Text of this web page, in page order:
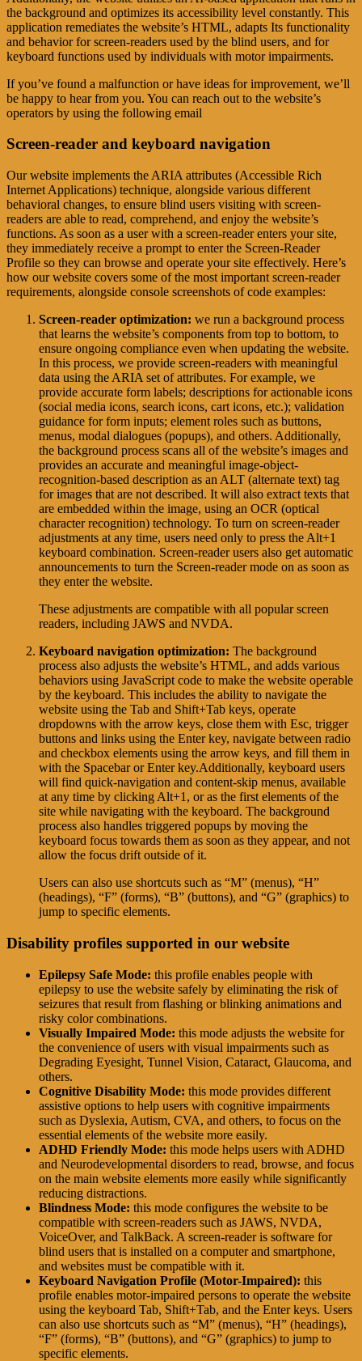
the background and optimizes its accessibility level constantly. This
application remediates the website’s HTML, adapts Its functionality
and behavior for screen-readers used by the blind users, and for
keyboard functions used by individuals with motor impairments.
If you’ve found a malfunction or have ideas for improvement, we’ll
be happy to hear from you. You can reach out to the website’s
operators by using the following email
Screen-reader and keyboard navigation
Our website implements the ARIA attributes (Accessible Rich
Internet Applications) technique, alongside various different
behavioral changes, to ensure blind users visiting with screen-
readers are able to read, comprehend, and enjoy the website’s
functions. As soon as a user with a screen-reader enters your site,
they immediately receive a prompt to enter the Screen-Reader
Profile so they can browse and operate your site effectively. Here’s
how our website covers some of the most important screen-reader
requirements, alongside console screenshots of code examples:
Screen-reader optimization: we run a background process
that learns the website’s components from top to bottom, to
ensure ongoing compliance even when updating the website.
In this process, we provide screen-readers with meaningful
data using the ARIA set of attributes. For example, we
provide accurate form labels; descriptions for actionable icons
(social media icons, search icons, cart icons, etc.); validation
guidance for form inputs; element roles such as buttons,
menus, modal dialogues (popups), and others. Additionally,
the background process scans all of the website’s images and
provides an accurate and meaningful image-object-
recognition-based description as an ALT (alternate text) tag
for images that are not described. It will also extract texts that
are embedded within the image, using an OCR (optical
character recognition) technology. To turn on screen-reader
adjustments at any time, users need only to press the Alt+1
keyboard combination. Screen-reader users also get automatic
announcements to turn the Screen-reader mode on as soon as
they enter the website.
These adjustments are compatible with all popular screen
readers, including JAWS and NVDA.
Keyboard navigation optimization: The background
process also adjusts the website’s HTML, and adds various
behaviors using JavaScript code to make the website operable
by the keyboard. This includes the ability to navigate the
website using the Tab and Shift+Tab keys, operate
dropdowns with the arrow keys, close them with Esc, trigger
buttons and links using the Enter key, navigate between radio
and checkbox elements using the arrow keys, and fill them in
with the Spacebar or Enter key.Additionally, keyboard users
will find quick-navigation and content-skip menus, available
at any time by clicking Alt+1, or as the first elements of the
site while navigating with the keyboard. The background
process also handles triggered popups by moving the
keyboard focus towards them as soon as they appear, and not
allow the focus drift outside of it.
Users can also use shortcuts such as “M” (menus), “H”
(headings), “F” (forms), “B” (buttons), and “G” (graphics) to
jump to specific elements.
Disability profiles supported in our website
Epilepsy Safe Mode: this profile enables people with
epilepsy to use the website safely by eliminating the risk of
seizures that result from flashing or blinking animations and
risky color combinations.
Visually Impaired Mode: this mode adjusts the website for
the convenience of users with visual impairments such as
Degrading Eyesight, Tunnel Vision, Cataract, Glaucoma, and
others.
Cognitive Disability Mode: this mode provides different
assistive options to help users with cognitive impairments
such as Dyslexia, Autism, CVA, and others, to focus on the
essential elements of the website more easily.
ADHD Friendly Mode: this mode helps users with ADHD
and Neurodevelopmental disorders to read, browse, and focus
on the main website elements more easily while significantly
reducing distractions.
Blindness Mode: this mode configures the website to be
compatible with screen-readers such as JAWS, NVDA,
VoiceOver, and TalkBack. A screen-reader is software for
blind users that is installed on a computer and smartphone,
and websites must be compatible with it.
Keyboard Navigation Profile (Motor-Impaired): this
profile enables motor-impaired persons to operate the website
using the keyboard Tab, Shift+Tab, and the Enter keys. Users
can also use shortcuts such as “M” (menus), “H” (headings),
“F” (forms), “B” (buttons), and “G” (graphics) to jump to
specific elements.